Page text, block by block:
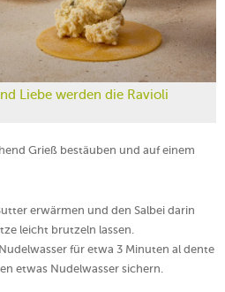
Liebe werden die Ravioli
Grieß bestäuben und auf einem
erwärmen und den Salbei darin
leicht brutzeln lassen.
für etwa 3 Minuten al dente
etwas Nudelwasser sichern.